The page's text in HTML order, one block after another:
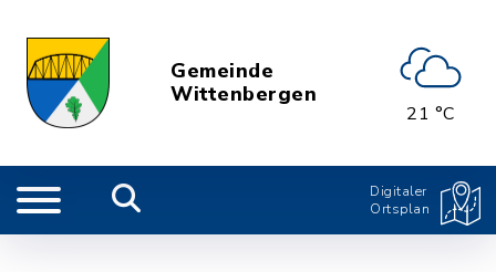
Gemeinde
Wittenbergen
21 °C
Digitaler
Ortsplan